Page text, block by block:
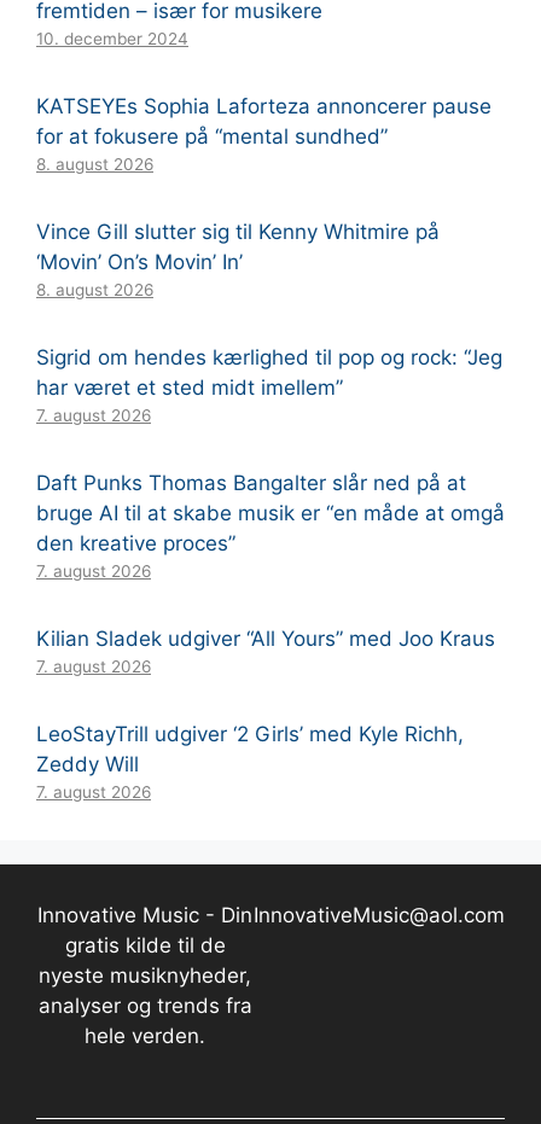
fremtiden – især for musikere
10. december 2024
KATSEYEs Sophia Laforteza annoncerer pause
for at fokusere på “mental sundhed”
8. august 2026
Vince Gill slutter sig til Kenny Whitmire på
‘Movin’ On’s Movin’ In’
8. august 2026
Sigrid om hendes kærlighed til pop og rock: “Jeg
har været et sted midt imellem”
7. august 2026
Daft Punks Thomas Bangalter slår ned på at
bruge AI til at skabe musik er “en måde at omgå
den kreative proces”
7. august 2026
Kilian Sladek udgiver “All Yours” med Joo Kraus
7. august 2026
LeoStayTrill udgiver ‘2 Girls’ med Kyle Richh,
Zeddy Will
7. august 2026
Innovative Music - Din
gratis kilde til de
nyeste musiknyheder,
analyser og trends fra
hele verden.
InnovativeMusic@aol.com